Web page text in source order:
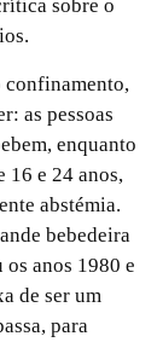
sobre o
confinamento,
as pessoas
enquanto
16 e 24 anos,
abstémia.
bebedeira
anos 1980 e
de ser um
para